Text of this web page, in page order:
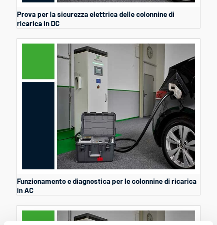
Prova per la sicurezza elettrica delle colonnine di
ricarica in DC
Funzionamento e diagnostica per le colonnine di ricarica
in AC